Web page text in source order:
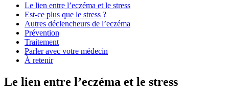
Le lien entre l’eczéma et le stress
Est-ce plus que le stress ?
Autres déclencheurs de l’eczéma
Prévention
Traitement
Parler avec votre médecin
À retenir
Le lien entre l’eczéma et le stress